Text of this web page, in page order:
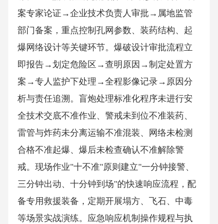
案专家论证→企业技术负责人审批→属地监管
部门备案，重点控制孔网参数、装药结构、起
爆网络设计等关键环节。爆破设计审批流程立
即报告→划定危险区→查明原因→制定处置方
案→专人监护下处理→全程影像记录→原因分
析与责任追溯。盲炮处理标准化程序未进行安
全技术交底不准作业、警戒未到位不准装药、
雷管与炸药未分离运输不准混装、网络未检测
合格不准起爆、爆后未检查确认不准解除警
戒。现场作业"十不准"原则建立"一分钟接警、
三分钟出动、十分钟到场"的快速响应流程，配
备专用救援装备，定期开展塌方、飞石、中毒
等场景实战演练。应急响应机制操作规程与执